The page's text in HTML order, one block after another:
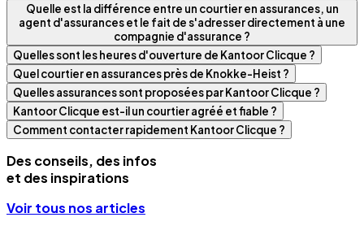
Quelle est la différence entre un courtier en assurances, un
agent d'assurances et le fait de s'adresser directement à une
compagnie d'assurance ?
Quelles sont les heures d'ouverture de Kantoor Clicque ?
Quel courtier en assurances près de Knokke-Heist ?
Quelles assurances sont proposées par Kantoor Clicque ?
Kantoor Clicque est-il un courtier agréé et fiable ?
Comment contacter rapidement Kantoor Clicque ?
Des conseils, des infos
et des inspirations
Voir tous nos articles